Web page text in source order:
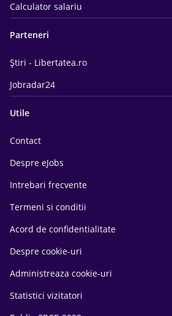
Calculator salariu
Parteneri
Știri - Libertatea.ro
Jobradar24
Utile
Contact
Despre eJobs
Intrebari frecvente
Termeni si conditii
Acord de confidentialitate
Despre cookie-uri
Administreaza cookie-uri
Statistici vizitatori